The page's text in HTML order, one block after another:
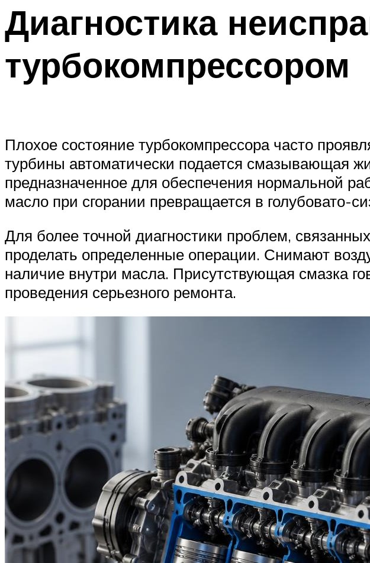
Диагностика
турбокомпрессором
Плохое состояние турбокомпрессора часто
турбины автоматически подается смазывающая
предназначенное для обеспечения нормальной
масло при сгорании превращается в голубовато-
Для более точной диагностики проблем,
проделать определенные операции. Снимают
наличие внутри масла. Присутствующая смазка
проведения серьезного ремонта.